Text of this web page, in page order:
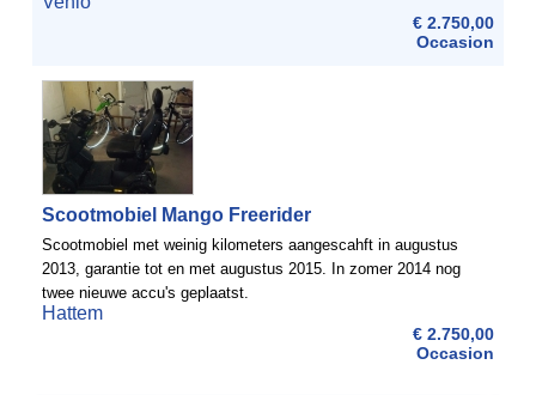
KM. Per uur. Is afgesteld op 13 KM. Per uur.Dat is zo ongeveer
€ 2.750,00
Occasion
Scootmobiel Mango Freerider
Scootmobiel met weinig kilometers aangescahft in augustus
2013, garantie tot en met augustus 2015. In zomer 2014 nog
twee nieuwe accu's geplaatst.
Hattem
€ 2.750,00
Occasion